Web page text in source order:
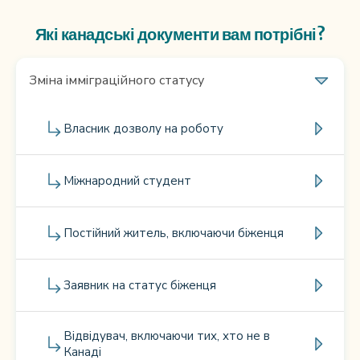
Які канадські документи вам потрібні?
Зміна імміграційного статусу
Власник дозволу на роботу
Міжнародний студент
Постійний житель, включаючи біженця
Заявник на статус біженця
Відвідувач, включаючи тих, хто не в
Канаді